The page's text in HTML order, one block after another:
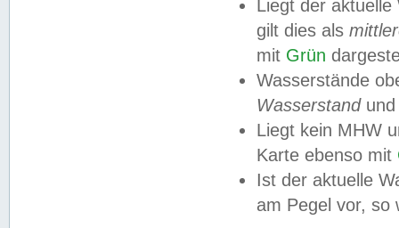
Liegt der
gilt dies als
mit Grün
Wasserstände
Wasserstandund
Liegt kein MHW
Karte ebenso mit
Ist der aktuelle
am Pegel vor,